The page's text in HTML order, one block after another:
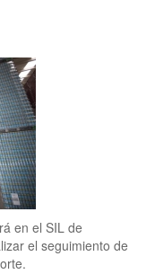
en el SIL de
el seguimiento de